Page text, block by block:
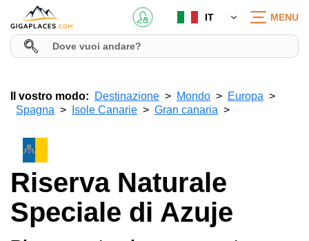
IT MENU
Il vostro modo: Destinazione Mondo
Europa
Spagna
Isole Canarie Gran canaria
Riserva Naturale
Speciale di Azuje